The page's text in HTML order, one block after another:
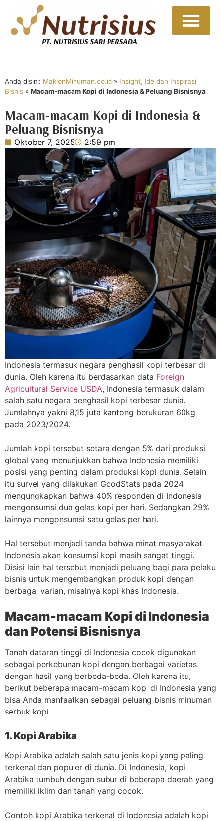
Anda disini: MaklonMinuman.co.id » Insight, Ide dan Inspirasi
Bisnis » Macam-macam Kopi di Indonesia & Peluang Bisnisnya
Macam-macam Kopi di Indonesia &
Peluang Bisnisnya
Oktober 7, 2025 2:59 pm
Indonesia termasuk negara penghasil kopi terbesar di
dunia. Oleh karena itu berdasarkan data Foreign
Agricultural Service USDA, Indonesia termasuk dalam
salah satu negara penghasil kopi terbesar dunia.
Jumlahnya yakni 8,15 juta kantong berukuran 60kg
pada 2023/2024.
Jumlah kopi tersebut setara dengan 5% dari produksi
global yang menunjukkan bahwa Indonesia memiliki
posisi yang penting dalam produksi kopi dunia. Selain
itu survei yang dilakukan GoodStats pada 2024
mengungkapkan bahwa 40% responden di Indonesia
mengonsumsi dua gelas kopi per hari. Sedangkan 29%
lainnya mengonsumsi satu gelas per hari.
Hal tersebut menjadi tanda bahwa minat masyarakat
Indonesia akan konsumsi kopi masih sangat tinggi.
Disisi lain hal tersebut menjadi peluang bagi para pelaku
bisnis untuk mengembangkan produk kopi dengan
berbagai varian, misalnya kopi khas Indonesia.
Macam-macam Kopi di Indonesia
dan Potensi Bisnisnya
Tanah dataran tinggi di Indonesia cocok digunakan
sebagai perkebunan kopi dengan berbagai varietas
dengan hasil yang berbeda-beda. Oleh karena itu,
berikut beberapa macam-macam kopi di Indonesia yang
bisa Anda manfaatkan sebagai peluang bisnis minuman
serbuk kopi.
1. Kopi Arabika
Kopi Arabika adalah salah satu jenis kopi yang paling
terkenal dan populer di dunia. Di Indonesia, kopi
Arabika tumbuh dengan subur di beberapa daerah yang
memiliki iklim dan tanah yang cocok.
Contoh kopi Arabika terkenal di Indonesia adalah kopi